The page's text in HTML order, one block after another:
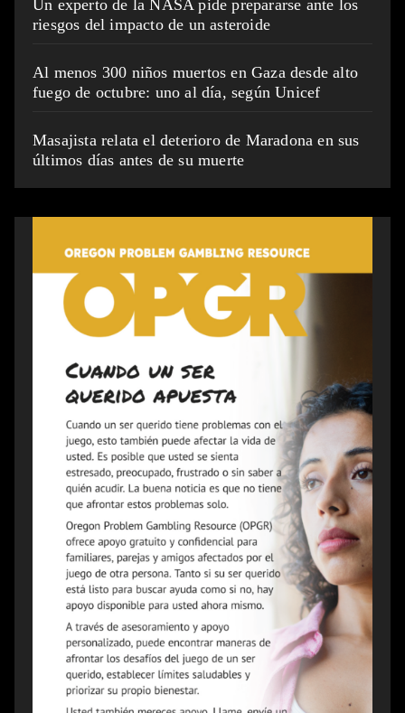
Un experto de la NASA pide prepararse ante los
riesgos del impacto de un asteroide
Al menos 300 niños muertos en Gaza desde alto
fuego de octubre: uno al día, según Unicef
Masajista relata el deterioro de Maradona en sus
últimos días antes de su muerte